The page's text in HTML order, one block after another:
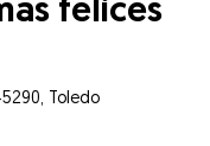
Toledo